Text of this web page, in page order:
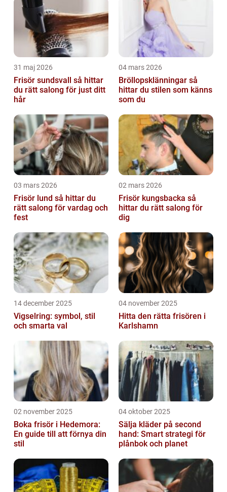
31 maj 2026
Frisör sundsvall så hittar
du rätt salong för just ditt
hår
04 mars 2026
Bröllopsklänningar så
hittar du stilen som känns
som du
03 mars 2026
Frisör lund så hittar du
rätt salong för vardag och
fest
02 mars 2026
Frisör kungsbacka så
hittar du rätt salong för
dig
14 december 2025
Vigselring: symbol, stil
och smarta val
04 november 2025
Hitta den rätta frisören i
Karlshamn
02 november 2025
Boka frisör i Hedemora:
En guide till att förnya din
stil
04 oktober 2025
Sälja kläder på second
hand: Smart strategi för
plånbok och planet